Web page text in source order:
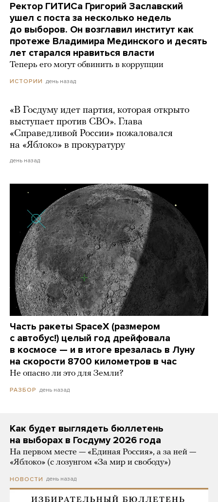
Ректор ГИТИСа Григорий Заславский
ушел с поста за несколько недель
до выборов. Он возглавил институт как
протеже Владимира Мединского и десять
лет старался нравиться власти
Теперь его могут обвинить в коррупции
ИСТОРИИ день назад
«В Госдуму идет партия, которая открыто
выступает против СВО». Глава
«Справедливой России» пожаловался
на «Яблоко» в прокуратуру
день назад
Часть ракеты SpaceX (размером
с автобус!) целый год дрейфовала
в космосе — и в итоге врезалась в Луну
на скорости 8700 километров в час
Не опасно ли это для Земли?
РАЗБОР день назад
Как будет выглядеть бюллетень
на выборах в Госдуму 2026 года
На первом месте — «Единая Россия», а за ней —
«Яблоко» (с лозунгом «За мир и свободу»)
НОВОСТИ день назад